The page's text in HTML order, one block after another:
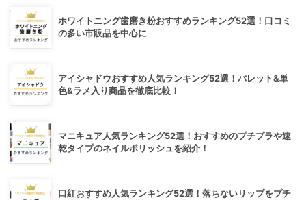
ホワイトニング歯磨き粉おすすめランキング52選！口コミ
の多い市販品を中心に
アイシャドウおすすめ人気ランキング52選！パレット&単
色&ラメ入り商品を徹底比較！
マニキュア人気ランキング52選！おすすめのプチプラや速
乾タイプのネイルポリッシュを紹介！
口紅おすすめ人気ランキング52選！落ちないリップをプチ